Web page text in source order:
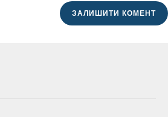
ЗАЛИШИТИ КОМЕНТ